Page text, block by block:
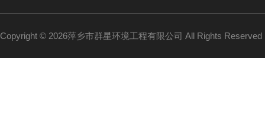
Copyright © 2026萍乡市群星环境工程有限公司 All Rights